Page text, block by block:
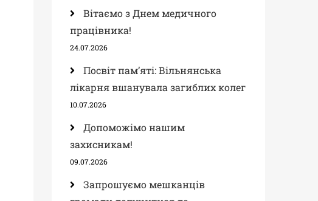
Вітаємо з Днем медичного
працівника!
24.07.2026
Посвіт пам’яті: Вільнянська
лікарня вшанувала загиблих колег
10.07.2026
Допоможімо нашим
захисникам!
09.07.2026
Запрошуємо мешканців